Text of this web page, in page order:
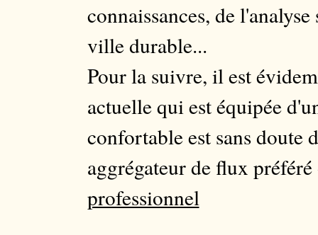
connaissances, de
ville durable...
Pour la suivre, il est
actuelle qui est équipée
confortable est sans doute
aggrégateur de flux
professionnel